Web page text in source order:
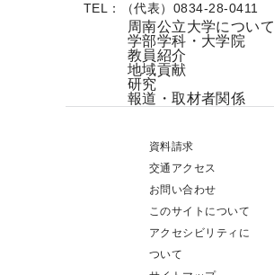
TEL：（代表）0834-28-0411
周南公立大学について
学部学科・大学院
教員紹介
地域貢献
研究
報道・取材者関係
資料請求
交通アクセス
お問い合わせ
このサイトについて
アクセシビリティに
ついて